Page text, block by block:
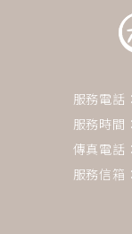
服務電話
服務時間
傳真電話
服務信箱：